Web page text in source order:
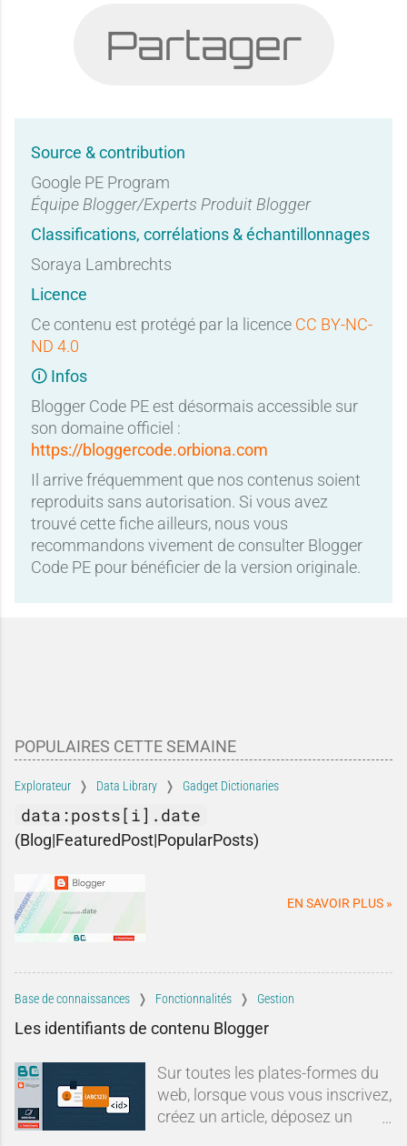
Partager
Source & contribution
Google PE Program
Équipe Blogger/Experts Produit Blogger
Classifications, corrélations & échantillonnages
Soraya Lambrechts
Licence
Ce contenu est protégé par la licence CC BY-NC-
ND 4.0
🛈 Infos
Blogger Code PE est désormais accessible sur
son domaine officiel :
https://bloggercode.orbiona.com
Il arrive fréquemment que nos contenus soient
reproduits sans autorisation. Si vous avez
trouvé cette fiche ailleurs, nous vous
recommandons vivement de consulter Blogger
Code PE pour bénéficier de la version originale.
POPULAIRES CETTE SEMAINE
Explorateur Data Library Gadget Dictionaries
data:posts[i].date
(Blog|FeaturedPost|PopularPosts)
EN SAVOIR PLUS »
Base de connaissances Fonctionnalités Gestion
Les identifiants de contenu Blogger
Sur toutes les plates-formes du
web, lorsque vous vous inscrivez,
créez un article, déposez un